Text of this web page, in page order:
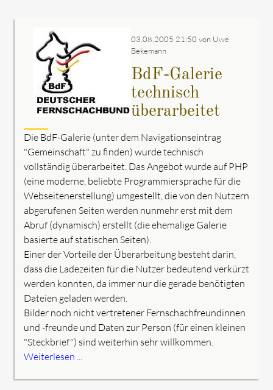
03.08.2005 21:50 von Uwe
Bekemann
BdF-Galerie
technisch
überarbeitet
Die BdF-Galerie (unter dem Navigationseintrag
"Gemeinschaft" zu finden) wurde technisch
vollständig überarbeitet. Das Angebot wurde auf PHP
(eine moderne, beliebte Programmiersprache für die
Webseitenerstellung) umgestellt, die von den Nutzern
abgerufenen Seiten werden nunmehr erst mit dem
Abruf (dynamisch) erstellt (die ehemalige Galerie
basierte auf statischen Seiten).
Einer der Vorteile der Überarbeitung besteht darin,
dass die Ladezeiten für die Nutzer bedeutend verkürzt
werden konnten, da immer nur die gerade benötigten
Dateien geladen werden.
Bilder noch nicht vertretener Fernschachfreundinnen
und -freunde und Daten zur Person (für einen kleinen
"Steckbrief") sind weiterhin sehr willkommen.
Weiterlesen ...